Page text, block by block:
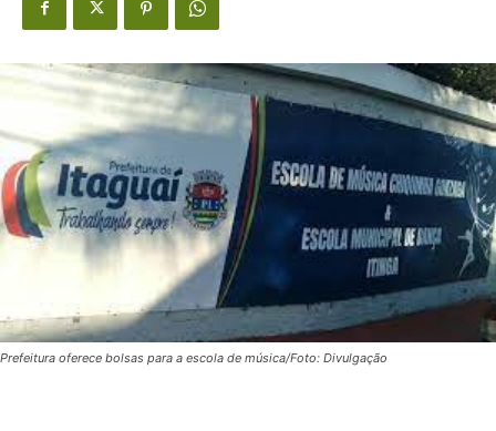
Prefeitura oferece bolsas para a escola de música/Foto: Divulgação